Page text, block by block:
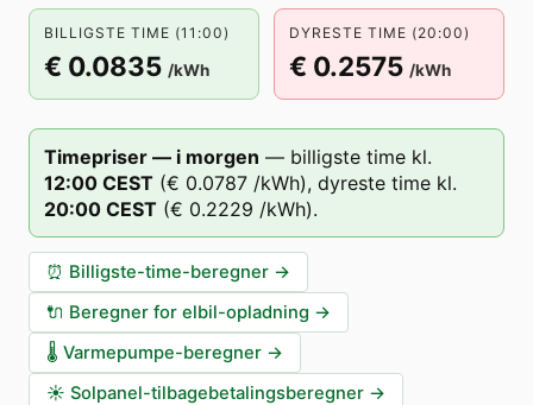
BILLIGSTE TIME (11:00)
€ 0.0835 /kWh
DYRESTE TIME (20:00)
€ 0.2575 /kWh
Timepriser — i morgen — billigste time kl.
12:00 CEST (€ 0.0787 /kWh), dyreste time kl.
20:00 CEST (€ 0.2229 /kWh).
⏰ Billigste-time-beregner →
🔌 Beregner for elbil-opladning →
🌡️ Varmepumpe-beregner →
☀️ Solpanel-tilbagebetalingsberegner →